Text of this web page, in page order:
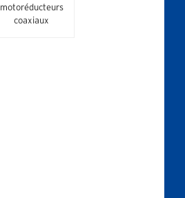
motoréducteurs
coaxiaux